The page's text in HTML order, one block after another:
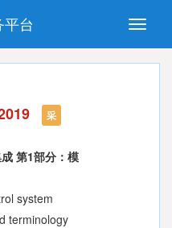
Toggle
平台
推荐性国家标准
(National standards in foreign
language version)
采
第1部分：模
system
terminology